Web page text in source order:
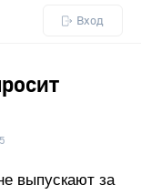
Вход
выпускают за